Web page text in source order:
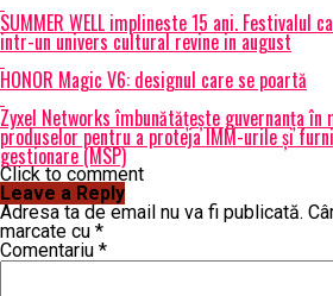
SUMMER WELL implineste 15 ani. Festivalul
intr-un univers cultural revine in august
HONOR Magic V6: designul care se poartă
Zyxel Networks îmbunătățește guvernanța
produselor pentru a proteja IMM-urile și
gestionare (MSP)
Click to comment
Leave a Reply
Adresa ta de email nu va fi publicată.
marcate cu *
Comentariu *